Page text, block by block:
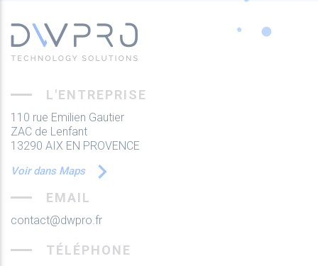
L'ENTREPRISE
110 rue Emilien Gautier
ZAC de Lenfant
13290 AIX EN PROVENCE
Voir dans Maps
EMAIL
contact@dwpro.fr
TÉLÉPHONE